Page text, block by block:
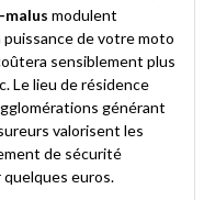
modulent
de votre moto
sensiblement plus
Le lieu de résidence
générant
valorisent les
de sécurité
euros.